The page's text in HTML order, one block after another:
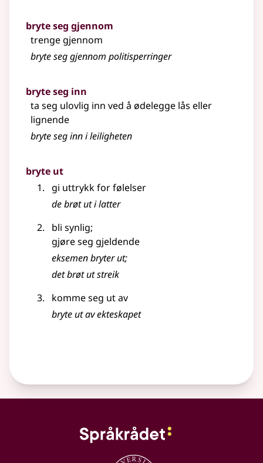
bryte seg gjennom
trenge gjennom
bryte seg gjennom politisperringer
bryte seg inn
ta seg ulovlig inn ved å ødelegge lås eller
lignende
bryte seg inn i leiligheten
bryte ut
gi uttrykk for følelser
de brøt ut i latter
bli synlig;
gjøre seg gjeldende
eksemen bryter ut;
det brøt ut streik
komme seg ut av
bryte ut av ekteskapet